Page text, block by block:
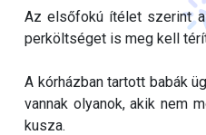
Az elsőfokú ítélet szerint
perköltséget is meg kell
A kórházban tartott babák
vannak olyanok, akik nem
kusza.